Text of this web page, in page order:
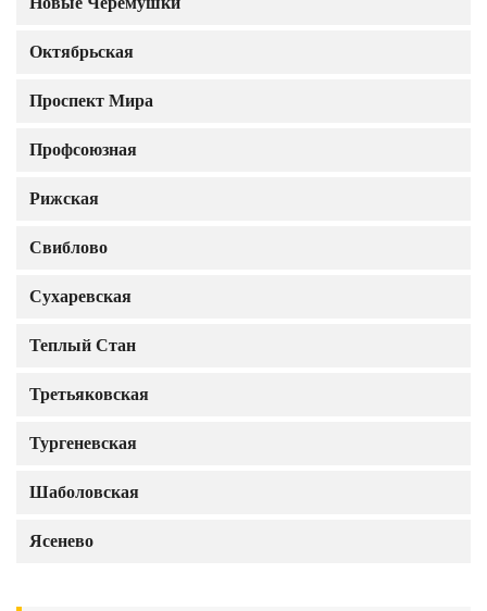
Октябрьская
Проспект Мира
Профсоюзная
Рижская
Свиблово
Сухаревская
Теплый Стан
Третьяковская
Тургеневская
Шаболовская
Ясенево